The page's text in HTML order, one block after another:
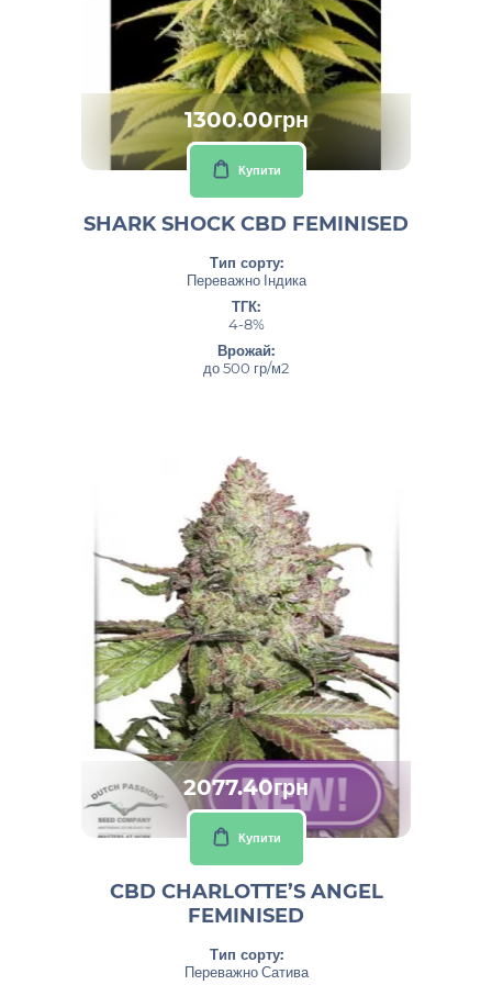
1300.00грн
Купити
SHARK SHOCK CBD FEMINISED
Тип сорту:
Переважно Індика
ТГК:
4-8%
Врожай:
до 500 гр/м2
2077.40грн
Купити
CBD CHARLOTTE’S ANGEL
FEMINISED
Тип сорту:
Переважно Сатива